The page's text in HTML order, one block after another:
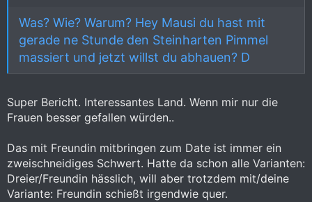
Was? Wie? Warum? Hey Mausi du hast mit
gerade ne Stunde den Steinharten Pimmel
massiert und jetzt willst du abhauen? D
Super Bericht. Interessantes Land. Wenn mir nur die
Frauen besser gefallen würden..
Das mit Freundin mitbringen zum Date ist immer ein
zweischneidiges Schwert. Hatte da schon alle Varianten:
Dreier/Freundin hässlich, will aber trotzdem mit/deine
Variante: Freundin schießt irgendwie quer.